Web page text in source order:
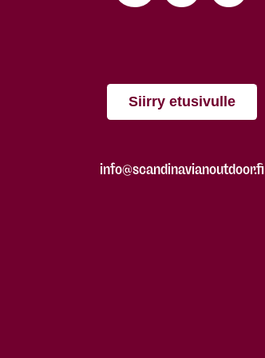
Siirry etusivulle
info@scandinavianoutdoor.fi